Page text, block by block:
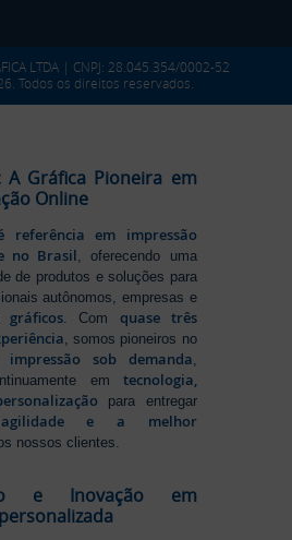
LTDA | CNPJ: 28.045.354/0002-52
Todos os direitos reservados.
A Gráfica Pioneira em
Online
referência em impressão
no Brasil , oferecendo uma
de produtos e soluções para
autônomos, empresas e
gráficos. Comquase três
, somos pioneiros no
impressão sob demanda
em tecnologia,
para entregar
agilidade e a melhor
nossos clientes.
e Inovação em